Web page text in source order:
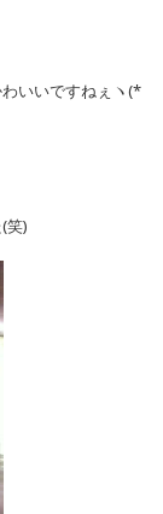
いいですねぇヽ(*
笑)